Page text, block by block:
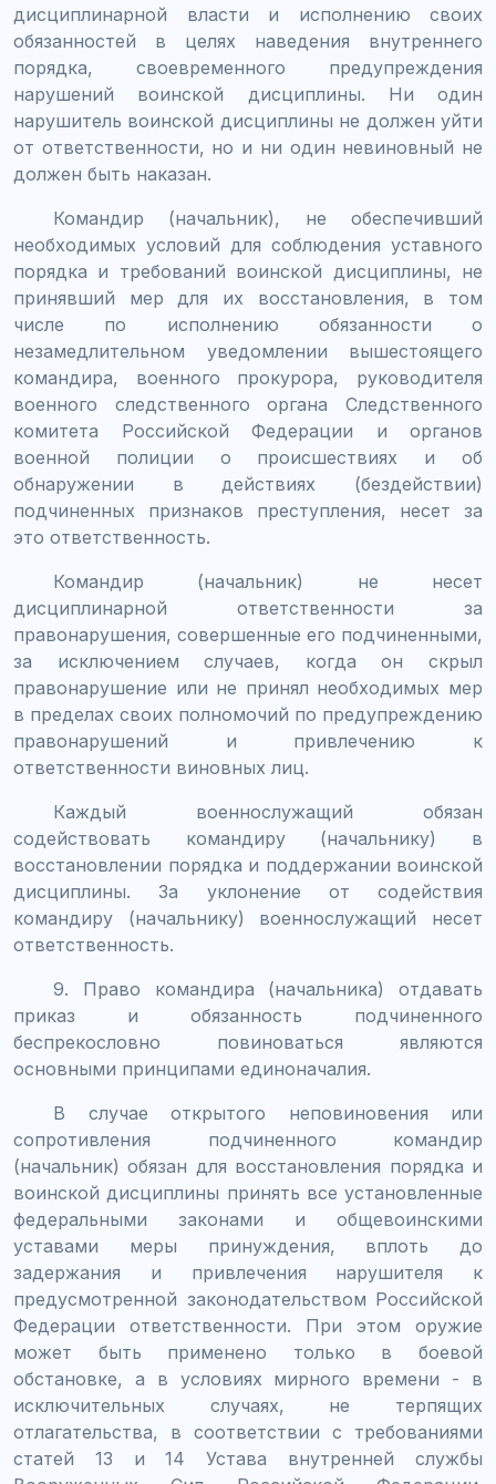
дисциплинарной власти и исполнению своих
обязанностей в целях наведения внутреннего
порядка, своевременного предупреждения
нарушений воинской дисциплины. Ни один
нарушитель воинской дисциплины не должен уйти
от ответственности, но и ни один невиновный не
должен быть наказан.
Командир (начальник), не обеспечивший
необходимых условий для соблюдения уставного
порядка и требований воинской дисциплины, не
принявший мер для их восстановления, в том
числе по исполнению обязанности о
незамедлительном уведомлении вышестоящего
командира, военного прокурора, руководителя
военного следственного органа Следственного
комитета Российской Федерации и органов
военной полиции о происшествиях и об
обнаружении в действиях (бездействии)
подчиненных признаков преступления, несет за
это ответственность.
Командир (начальник) не несет
дисциплинарной ответственности за
правонарушения, совершенные его подчиненными,
за исключением случаев, когда он скрыл
правонарушение или не принял необходимых мер
в пределах своих полномочий по предупреждению
правонарушений и привлечению к
ответственности виновных лиц.
Каждый военнослужащий обязан
содействовать командиру (начальнику) в
восстановлении порядка и поддержании воинской
дисциплины. За уклонение от содействия
командиру (начальнику) военнослужащий несет
ответственность.
9. Право командира (начальника) отдавать
приказ и обязанность подчиненного
беспрекословно повиноваться являются
основными принципами единоначалия.
В случае открытого неповиновения или
сопротивления подчиненного командир
(начальник) обязан для восстановления порядка и
воинской дисциплины принять все установленные
федеральными законами и общевоинскими
уставами меры принуждения, вплоть до
задержания и привлечения нарушителя к
предусмотренной законодательством Российской
Федерации ответственности. При этом оружие
может быть применено только в боевой
обстановке, а в условиях мирного времени - в
исключительных случаях, не терпящих
отлагательства, в соответствии с требованиями
статей 13 и 14 Устава внутренней службы